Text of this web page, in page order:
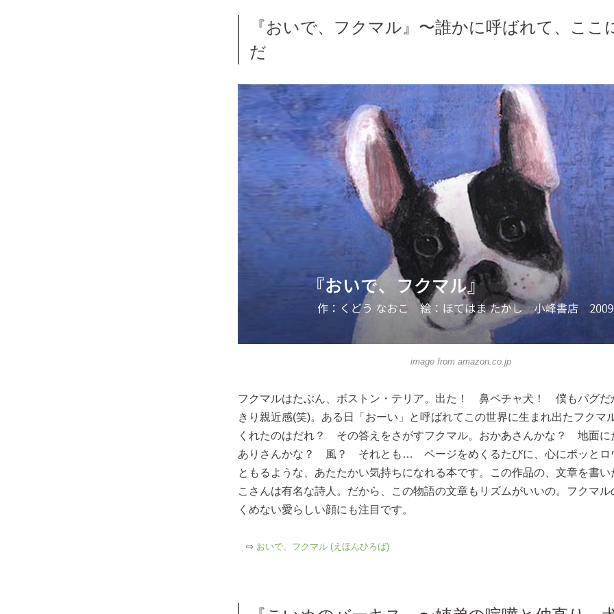
『おいで、フクマル』〜誰かに呼ばれて、ここ
だ
image from amazon.co.jp
フクマルはたぶん、ボストン・テリア。出た！ 鼻ペチャ犬！ 僕もパグだ
きり親近感(笑)。ある日「おーい」と呼ばれてこの世界に生まれ出たフクマ
くれたのはだれ？ その答えをさがすフクマル。おかあさんかな？ 地面に
ありさんかな？ 風？ それとも… ページをめくるたびに、心にポッとロ
ともるような、あたたかい気持ちになれる本です。この作品の、文章を書
こさんは有名な詩人。だから、この物語の文章もリズムがいいの。フクマ
くめない愛らしい顔にも注目です。
⇨ おいで、フクマル (えほんひろば)